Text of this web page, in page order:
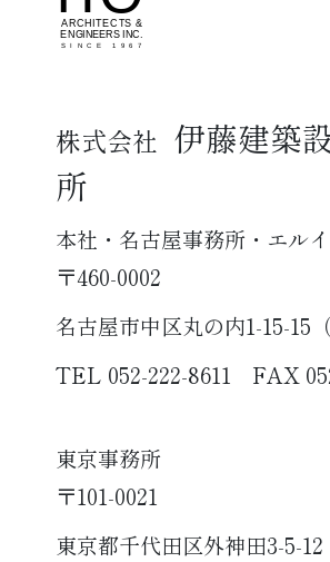
株式会社 伊藤建築
所
本社・名古屋事務所・エル
〒460-0002
名古屋市中区丸の内1-15-15
TEL 052-222-8611 FAX
東京事務所
〒101-0021
東京都千代田区外神田3-5-